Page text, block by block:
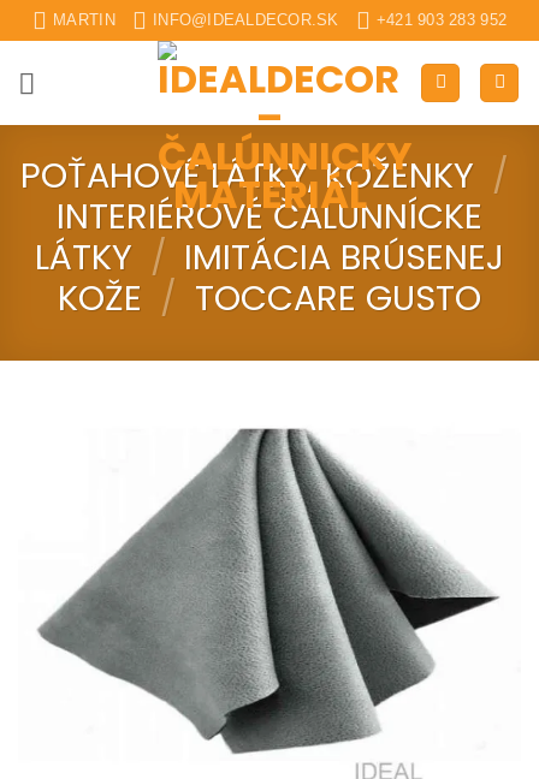
Skip
to
content
MARTIN INFO@IDEALDECOR.SK +421 903 283 952
POŤAHOVÉ LÁTKY, KOŽENKY /
INTERIÉROVÉ ČALUNNÍCKE
LÁTKY / IMITÁCIA BRÚSENEJ
KOŽE / TOCCARE GUSTO